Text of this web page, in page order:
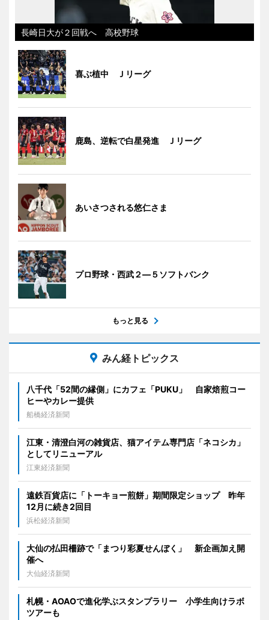
長崎日大が２回戦へ 高校野球
喜ぶ植中 Ｊリーグ
鹿島、逆転で白星発進 Ｊリーグ
あいさつされる悠仁さま
プロ野球・西武２―５ソフトバンク
もっと見る
みん経トピックス
八千代「52間の縁側」にカフェ「PUKU」 自家焙煎コー
ヒーやカレー提供
船橋経済新聞
江東・清澄白河の雑貨店、猫アイテム専門店「ネコシカ」
としてリニューアル
江東経済新聞
遠鉄百貨店に「トーキョー煎餅」期間限定ショップ 昨年
12月に続き2回目
浜松経済新聞
大仙の払田柵跡で「まつり彩夏せんぼく」 新企画加え開
催へ
大仙経済新聞
札幌・AOAOで進化学ぶスタンプラリー 小学生向けラボ
ツアーも